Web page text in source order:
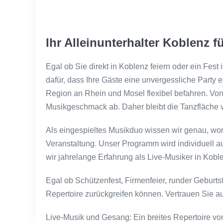
Ihr Alleinunterhalter Koblenz
Egal ob Sie direkt in Koblenz feiern oder ein
dafür, dass Ihre Gäste eine unvergessliche Party
Region an Rhein und Mosel flexibel befahren.
Musikgeschmack ab. Daher bleibt die Tanzfläche
Als eingespieltes Musikduo wissen wir genau,
Veranstaltung. Unser Programm wird individuell
wir jahrelange Erfahrung als Live-Musiker in
Egal ob Schützenfest, Firmenfeier, runder
Repertoire zurückgreifen können. Vertrauen Sie
Live-Musik und Gesang: Ein breites Repertoire